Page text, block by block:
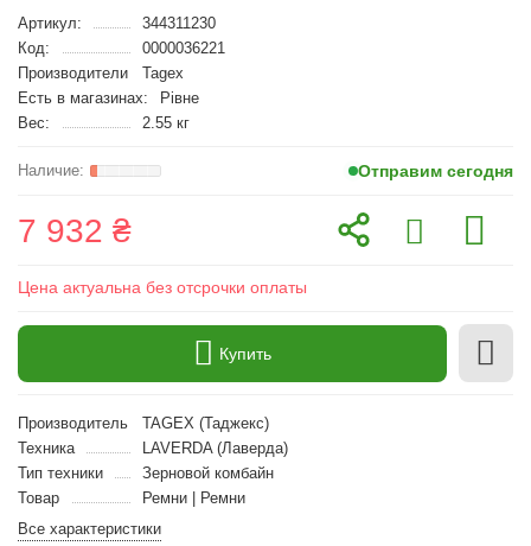
Артикул:
344311230
Код:
0000036221
Производители
Tagex
Есть в магазинах:
Рівне
Вес:
2.55 кг
Отправим сегодня
7 932 ₴
Цена актуальна без отсрочки оплаты
Купить
Производитель
TAGEX (Таджекс)
Техника
LAVERDA (Лаверда)
Тип техники
Зерновой комбайн
Товар
Ремни | Ремни
Все характеристики